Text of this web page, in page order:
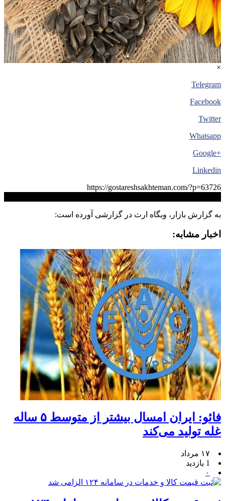
×
Telegram
Facebook
Twitter
Whatsapp
+Google
Linkedin
https://gostareshsakhteman.com/?p=63726
به گزارش بازار، وبگاه ارث در گزارشی آورده است:
اخبار مشابه:
فائو: ایران امسال بیشتر از متوسط ۵ ساله
غله تولید می‌کند
۱۷ مرداد
1 بازدید
۰